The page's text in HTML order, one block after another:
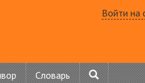
Войти на
Словарь